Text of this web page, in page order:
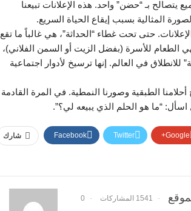
بـ “حضن” واحد. هذه الإعلانات تبيعنا
المثالية بسبب إيقاع الحياة السريع.
حتى تحت غطاء “الحداثة”، هي غالباً ما تقع
الطعام للأسرة (بفضل الزيت أو السمن الفلاني)،
في العالم. إنها ترسيخ لأدوار اجتماعية
الطبقية وصورنا النمطية. في المرة القادمة
اسأل: “ما هو الحلم الذي يبيعه لي؟”.
شارك Facebook Twitter Google+
1541 المشاركات 0